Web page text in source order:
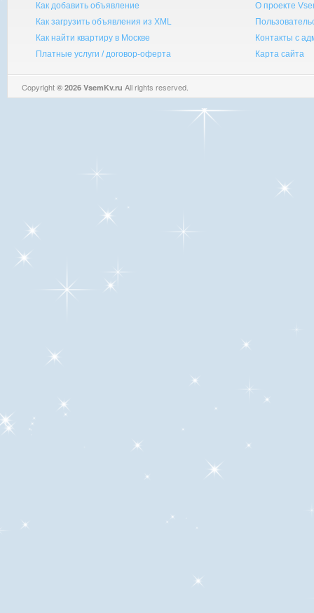
Как добавить объявление
Как загрузить объявления из XML
Как найти квартиру в Москве
Платные услуги / договор-оферта
О проекте
Контакты с
Карта сайта
Copyright © 2026 VsemKv.ru All rights reserved.